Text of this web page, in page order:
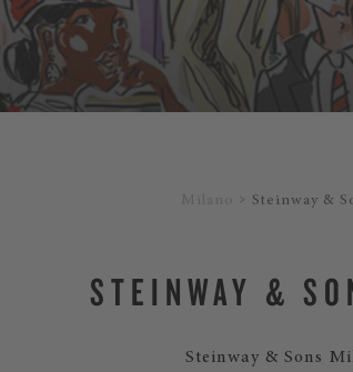
Steinway &
STEINWAY &
Steinway & Sons